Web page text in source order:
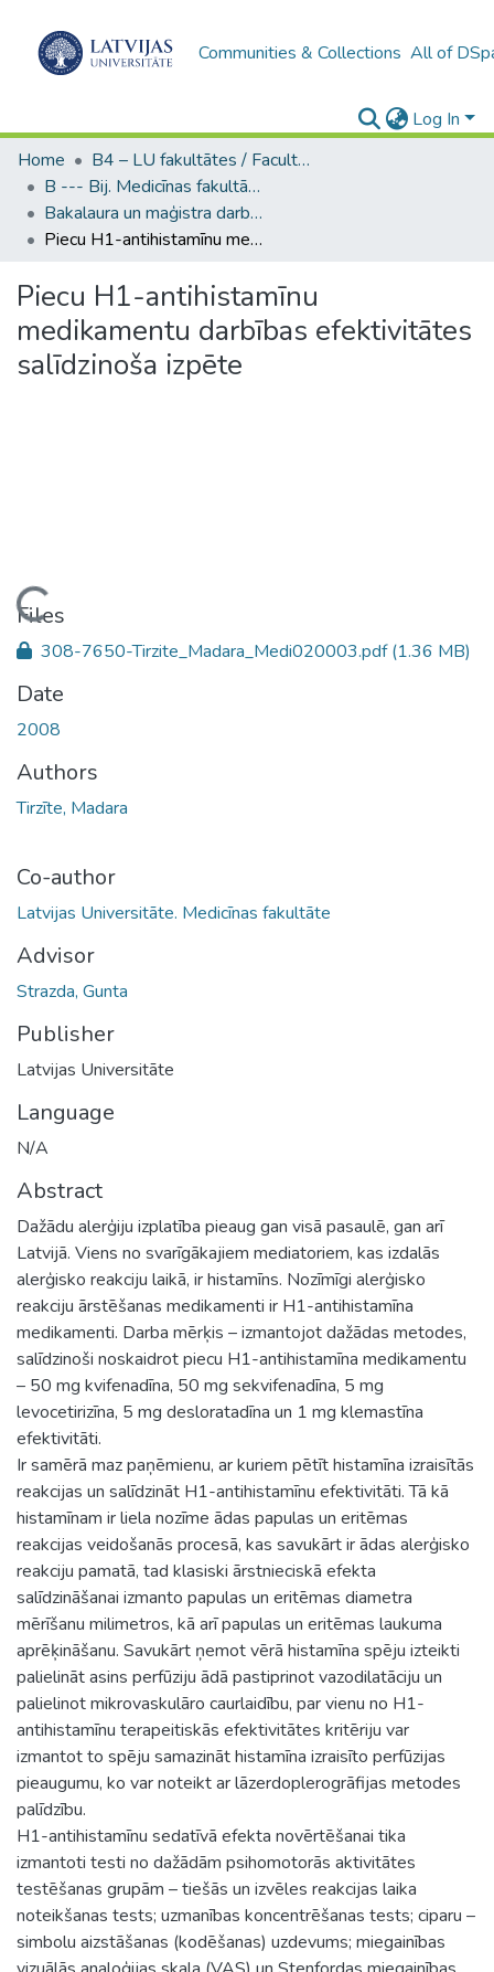
Communities & Collections All of
Log In
Home
B4 – LU fakultātes / Faculties of the UL
B --- Bij. Medicīnas fakultātes studentu noslēguma darbi / Faculty of Medicine - Graduate works
Bakalaura un maģistra darbi (MF) / Bachelor's and Master's theses
Piecu H1-antihistamīnu medikamentu darbības efektivitātes salīdzinoša izpēte
Piecu H1-antihistamīnu
medikamentu darbības efektivitātes
salīdzinoša izpēte
Files
308-7650-Tirzite_Madara_Medi020003.pdf(1.36 MB)
Date
2008
Authors
Tirzīte, Madara
Co-author
Latvijas Universitāte. Medicīnas fakultāte
Advisor
Strazda, Gunta
Publisher
Latvijas Universitāte
Language
N/A
Abstract
Dažādu alerģiju izplatība pieaug gan visā pasaulē, gan arī
Latvijā. Viens no svarīgākajiem mediatoriem, kas izdalās
alerģisko reakciju laikā, ir histamīns. Nozīmīgi alerģisko
reakciju ārstēšanas medikamenti ir H1-antihistamīna
medikamenti. Darba mērķis – izmantojot dažādas metodes,
salīdzinoši noskaidrot piecu H1-antihistamīna medikamentu
– 50 mg kvifenadīna, 50 mg sekvifenadīna, 5 mg
levocetirizīna, 5 mg desloratadīna un 1 mg klemastīna
efektivitāti.
Ir samērā maz paņēmienu, ar kuriem pētīt histamīna izraisītās
reakcijas un salīdzināt H1-antihistamīnu efektivitāti. Tā kā
histamīnam ir liela nozīme ādas papulas un eritēmas
reakcijas veidošanās procesā, kas savukārt ir ādas alerģisko
reakciju pamatā, tad klasiski ārstnieciskā efekta
salīdzināšanai izmanto papulas un eritēmas diametra
mērīšanu milimetros, kā arī papulas un eritēmas laukuma
aprēķināšanu. Savukārt ņemot vērā histamīna spēju izteikti
palielināt asins perfūziju ādā pastiprinot vazodilatāciju un
palielinot mikrovaskulāro caurlaidību, par vienu no H1-
antihistamīnu terapeitiskās efektivitātes kritēriju var
izmantot to spēju samazināt histamīna izraisīto perfūzijas
pieaugumu, ko var noteikt ar lāzerdoplerogrāfijas metodes
palīdzību.
H1-antihistamīnu sedatīvā efekta novērtēšanai tika
izmantoti testi no dažādām psihomotorās aktivitātes
testēšanas grupām – tiešās un izvēles reakcijas laika
noteikšanas tests; uzmanības koncentrēšanas tests; ciparu –
simbolu aizstāšanas (kodēšanas) uzdevums; miegainības